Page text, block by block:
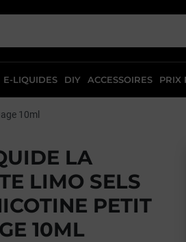
E-LIQUIDES DIY ACCESSOIRES PRIX
10ml
LA
LIMO SELS
PETIT
10ML